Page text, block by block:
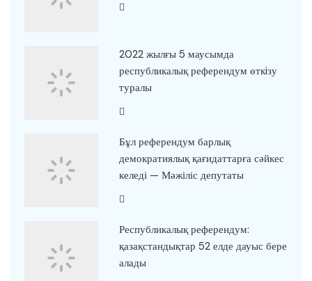
2022 жылғы 5 маусымда
республикалық референдум өткiзу
туралы
Бұл референдум барлық
демократиялық қағидаттарға сәйкес
келеді — Мәжіліс депутаты
Республикалық референдум:
қазақстандықтар 52 елде дауыс бере
алады